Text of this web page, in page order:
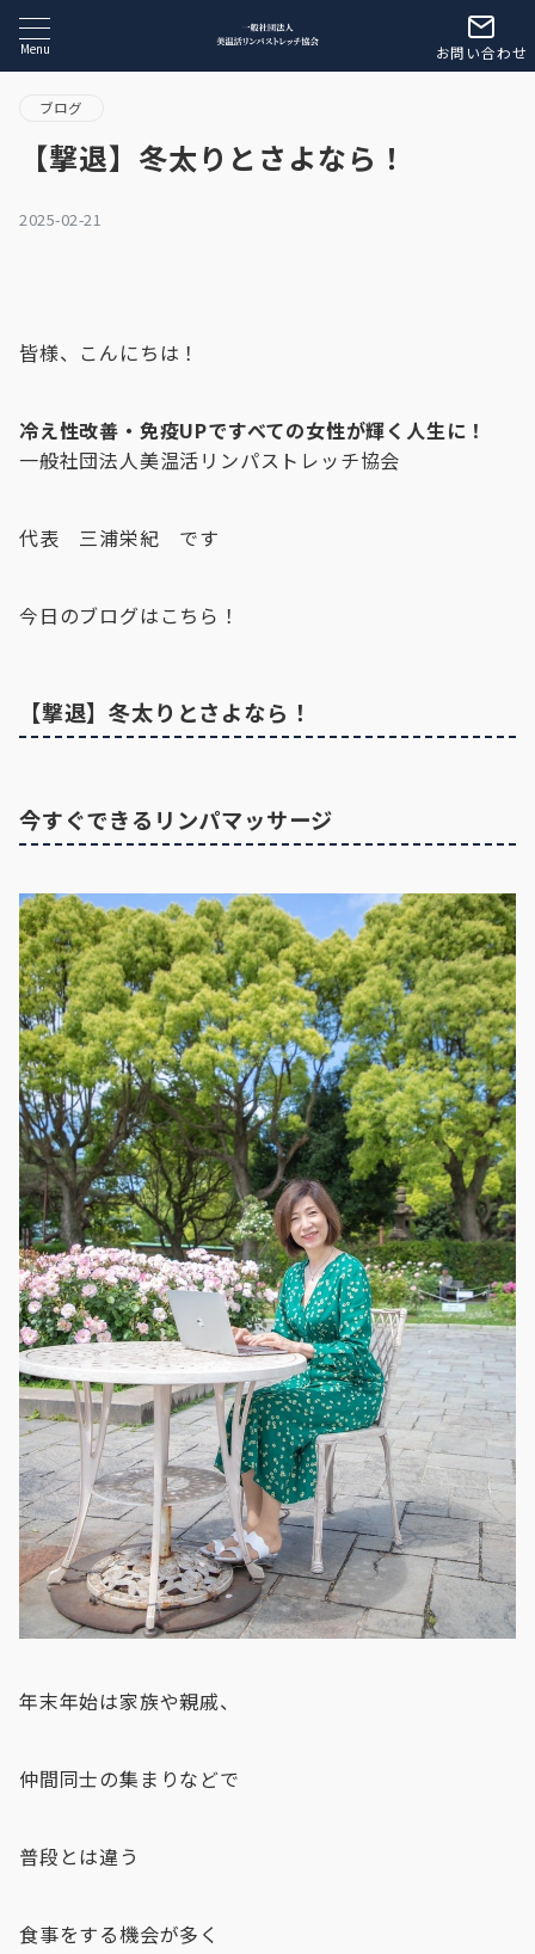
Menu お問い合わせ
ブログ
【撃退】冬太りとさよなら！
2025-02-21
皆様、こんにちは！
冷え性改善・免疫UPですべての女性が輝く人生に！
一般社団法人美温活リンパストレッチ協会
代表 三浦栄紀 です
今日のブログはこちら！
【撃退】冬太りとさよなら！
今すぐできるリンパマッサージ
年末年始は家族や親戚、
仲間同士の集まりなどで
普段とは違う
食事をする機会が多く